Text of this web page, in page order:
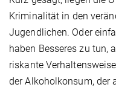
Kriminalität in den
Jugendlichen. Oder
haben Besseres zu tun,
riskante
der Alkoholkonsum, der